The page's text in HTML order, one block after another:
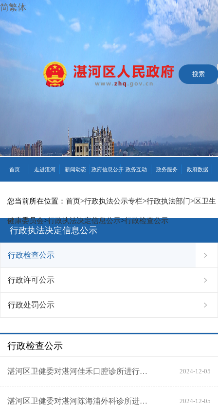
简繁体
首页 走进湛河 新闻动态 政府信息公开 政务互动 政务服务 政府数据
您当前所在位置： 首页>行政执法公示专栏>行政执法部门>区卫生
健康委员会>行政执法决定信息公示>行政检查公示
行政执法决定信息公示
行政检查公示
行政许可公示
行政处罚公示
行政检查公示
湛河区卫健委对湛河佳禾口腔诊所进行行政检查 2024-12-05
湛河区卫健委对湛河陈海浦外科诊所进行行政检查 2024-12-05